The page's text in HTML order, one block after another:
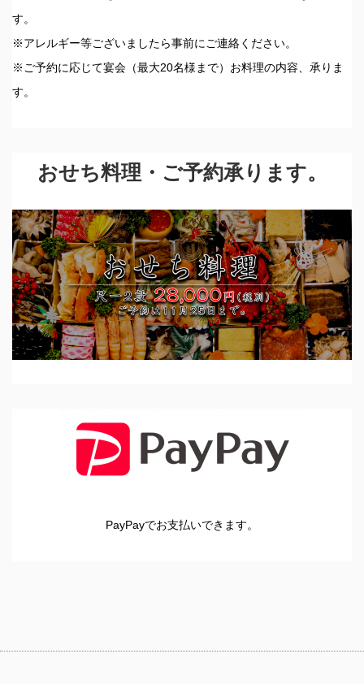
す。
※アレルギー等ございましたら事前にご連絡ください。
※ご予約に応じて宴会（最大20名様まで）お料理の内容、承りま
す。
おせち料理・ご予約承ります。
PayPayでお支払いできます。